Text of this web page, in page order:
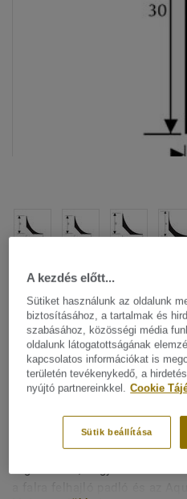
Vizes helyiség rendszerek|All
Csatlakozó
helyiségekhez
junction
A vizes helyiségek rugalmas
háromszög alakú elemek,
A kezdés előtt...
Sütiket használunk az oldalunk
biztosításához, a tartalmak és
szabásához, közösségi média
oldalunk látogatottságának
kapcsolatos információkat is
területén tevékenykedő, a
nyújtó partnereinkkel. Cookie
Sütik beállítása